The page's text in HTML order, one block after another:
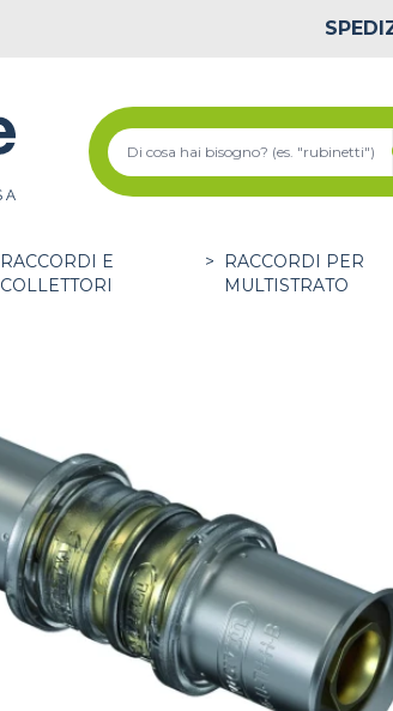
RACCORDI E
COLLETTORI
>
RACCORDI PER
MULTISTRATO